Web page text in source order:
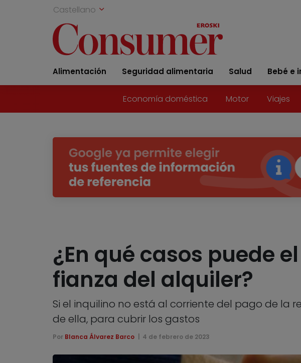
Castellano
Alimentación Seguridad alimentaria Salud Bebé e
Economía doméstica Motor Viajes
¿En qué casos puede
fianza del alquiler?
Si el inquilino no está al corriente del pago de la
de ella, para cubrir los gastos
Por Blanca Álvarez Barco 4 de febrero de 2023